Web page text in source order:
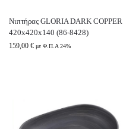
Νιπτήρας GLORIA DARK COPPER
420x420x140 (86-8428)
159,00 € με Φ.Π.Α 24%